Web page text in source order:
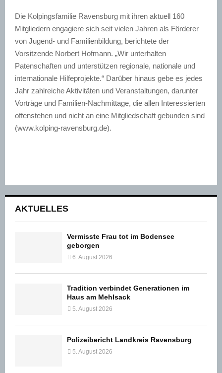
Die Kolpingsfamilie Ravensburg mit ihren aktuell 160
Mitgliedern engagiere sich seit vielen Jahren als Förderer
von Jugend- und Familienbildung, berichtete der
Vorsitzende Norbert Hofmann. „Wir unterhalten
Patenschaften und unterstützen regionale, nationale und
internationale Hilfeprojekte.“ Darüber hinaus gebe es jedes
Jahr zahlreiche Aktivitäten und Veranstaltungen, darunter
Vorträge und Familien-Nachmittage, die allen Interessierten
offenstehen und nicht an eine Mitgliedschaft gebunden sind
(www.kolping-ravensburg.de).
AKTUELLES
Vermisste Frau tot im Bodensee
geborgen
6. August 2026
Tradition verbindet Generationen im
Haus am Mehlsack
5. August 2026
Polizeibericht Landkreis Ravensburg
5. August 2026